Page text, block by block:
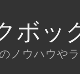
ボッ
ノウハウや